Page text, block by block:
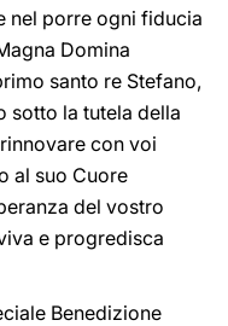
nel porre ogni fiducia
Domina
santo re Stefano,
sotto la tutela della
con voi
al suo Cuore
del vostro
e progredisca
Benedizione